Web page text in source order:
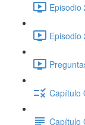
Episodio
Episodio
Capítulo
Capítulo